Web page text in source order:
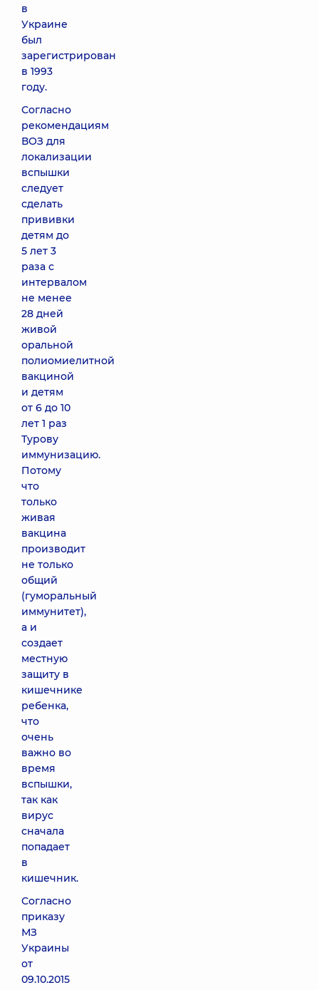
в
Украине
был
зарегистрирован
в 1993
году.
Согласно
рекомендациям
ВОЗ для
локализации
вспышки
следует
сделать
прививки
детям до
5 лет 3
раза с
интервалом
не менее
28 дней
живой
оральной
полиомиелитной
вакциной
и детям
от 6 до 10
лет 1 раз
Турову
иммунизацию.
Потому
что
только
живая
вакцина
производит
не только
общий
(гуморальный
иммунитет),
а и
создает
местную
защиту в
кишечнике
ребенка,
что
очень
важно во
время
вспышки,
так как
вирус
сначала
попадает
в
кишечник.
Согласно
приказу
МЗ
Украины
от
09.10.2015